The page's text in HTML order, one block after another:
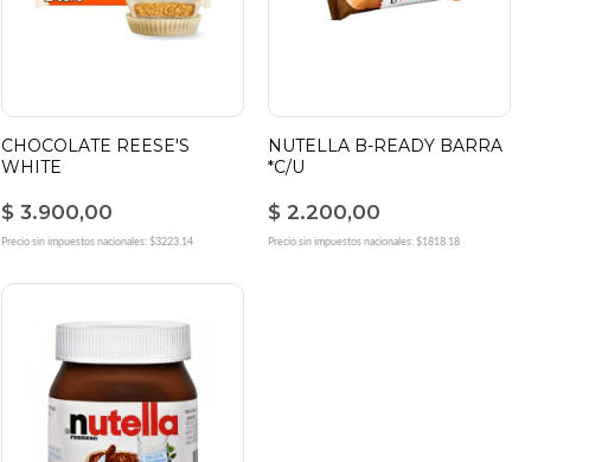
CHOCOLATE REESE'S
WHITE
$ 3.900,00
Precio sin impuestos nacionales: $3223.14
NUTELLA B-READY BARRA
*C/U
$ 2.200,00
Precio sin impuestos nacionales: $1818.18